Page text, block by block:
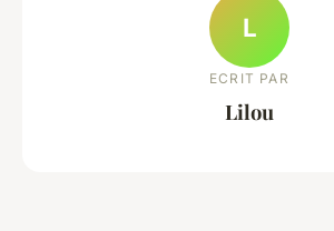
L
ECRIT PAR
Lilou